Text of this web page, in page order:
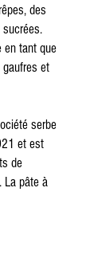
des
en tant que
et
serbe
et est
de
La pâte à